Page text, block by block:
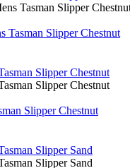
Tasman Slipper Chestnut
Slipper Chestnut